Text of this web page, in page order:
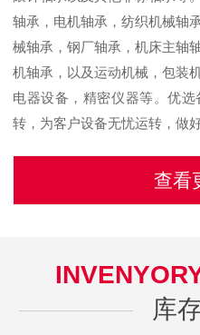
轴承，电机轴承，纺织机械轴
械轴承，钢厂轴承，机床主轴
机轴承，以及运动机械，包装
电器设备，精密仪器等。优
转，为客户设备无忧运转，做
查看
库